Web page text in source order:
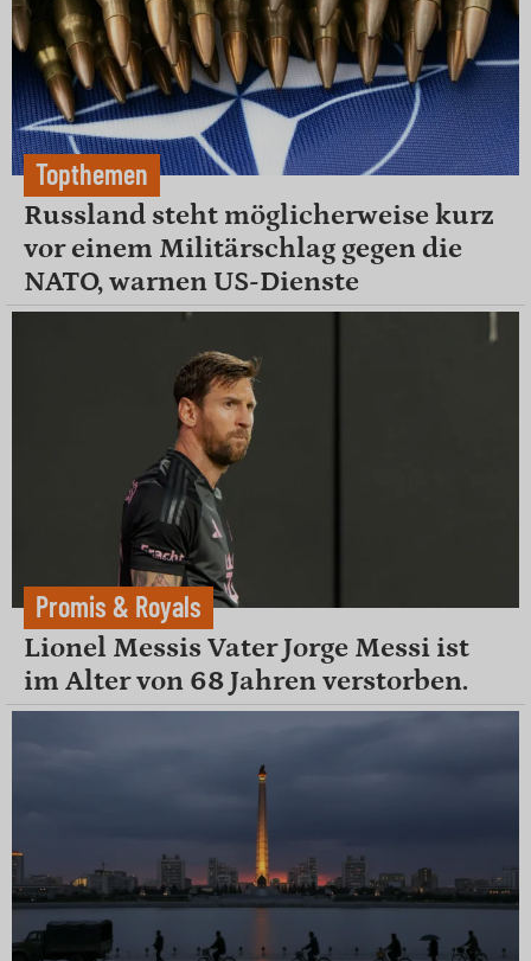
Topthemen
Russland steht möglicherweise kurz
vor einem Militärschlag gegen die
NATO, warnen US-Dienste
Promis & Royals
Lionel Messis Vater Jorge Messi ist
im Alter von 68 Jahren verstorben.